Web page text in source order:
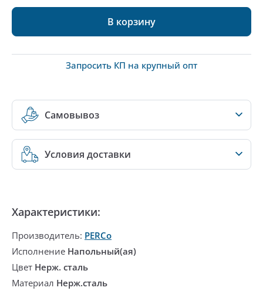
В корзину
Запросить КП на крупный опт
Самовывоз
Условия доставки
Характеристики:
Производитель: PERCo
Исполнение Напольный(ая)
Цвет Нерж. сталь
Материал Нерж.сталь